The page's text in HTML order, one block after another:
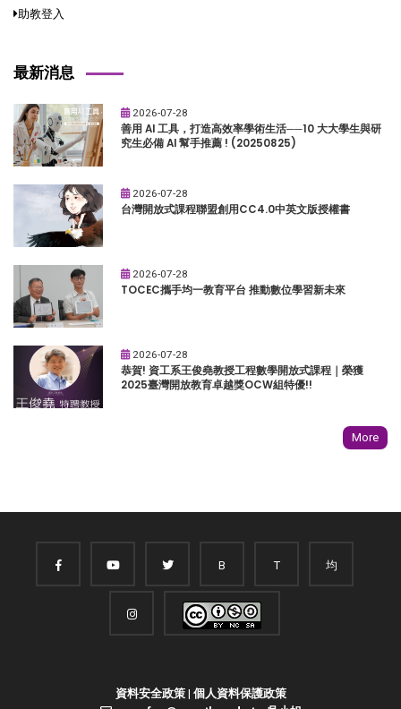
助教登入
最新消息
2026-07-28
善用 AI 工具，打造高效率學術生活──10 大大學生與研
究生必備 AI 幫手推薦 ! (20250825)
2026-07-28
台灣開放式課程聯盟創用CC4.0中英文版授權書
2026-07-28
TOCEC攜手均一教育平台 推動數位學習新未來
2026-07-28
恭賀! 資工系王俊堯教授工程數學開放式課程｜榮獲
2025臺灣開放教育卓越獎OCW組特優!!
More
B T 均
資料安全政策| 個人資料保護政策